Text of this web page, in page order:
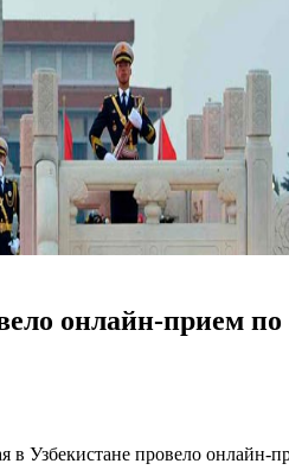
онлайн-прием
в Узбекистане провело онлайн-